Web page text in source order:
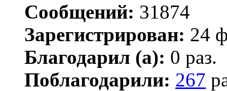
Сообщений: 31874
Зарегистрирован: 24
Благодарил (а): 0 раз.
Поблагодарили: 267